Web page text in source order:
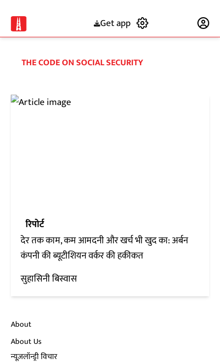
Get app
THE CODE ON SOCIAL SECURITY
रिपोर्ट
देर तक काम, कम आमदनी और खर्च भी खुद का: अर्बन
कंपनी की ब्यूटीशियन वर्कर की हकीकत
सुहासिनी बिस्वास
About
About Us
न्यूज़लॉन्ड्री विचार